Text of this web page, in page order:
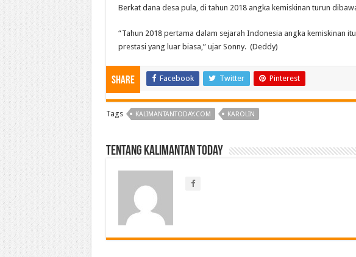
Berkat dana desa pula, di tahun 2018 angka kemiskinan turun
“Tahun 2018 pertama dalam sejarah Indonesia angka kemiskinan
prestasi yang luar biasa,” ujar Sonny. (Deddy)
Share Facebook Twitter Pinterest
Tags KALIMANTANTODAY.COM KAROLIN
Tentang Kalimantan Today